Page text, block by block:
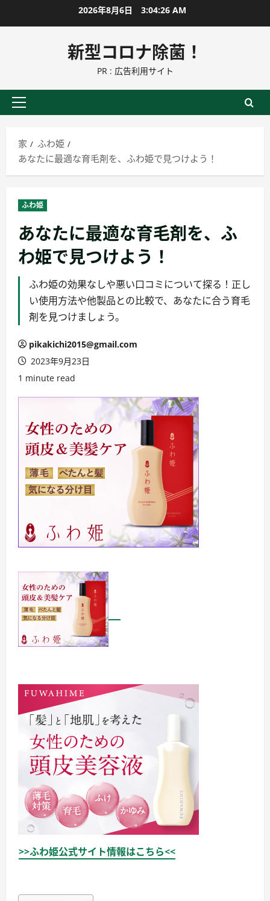
ン
に
2026年8月6日 3:04:28 AM
新型コロナ除菌！
PR : 広告利用サイト
プ
イ
マ
メ
ニ
ュ
ー
家
ふわ姫
あなたに最適な育毛剤を、ふわ姫で見つけよう！
ふわ姫
あなたに最適な育毛剤を、ふ
わ姫で見つけよう！
ふわ姫の効果なしや悪い口コミについて探る！正し
い使用方法や他製品との比較で、あなたに合う育毛
剤を見つけましょう。
pikakichi2015@gmail.com
2023年9月23日
1 minute read
>>ふわ姫公式サイト情報はこちら<<